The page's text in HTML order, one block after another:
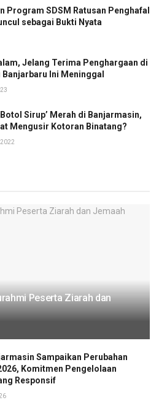
Program SDSM Ratusan Penghafal
sebagai Bukti Nyata
Jelang Terima Penghargaan di
Banjarbaru Ini Meninggal
Sirup’ Merah di Banjarmasin,
Mengusir Kotoran Binatang?
2022
Peserta Ziarah dan
Sampaikan Perubahan
Komitmen Pengelolaan
Responsif